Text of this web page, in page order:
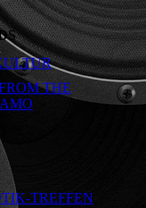
THE
TREFFEN